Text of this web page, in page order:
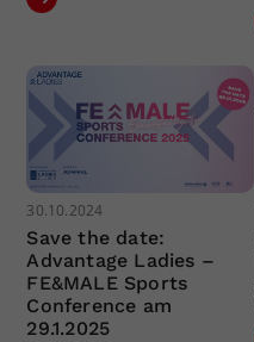
30.10.2024
Save the date:
Advantage Ladies –
FE&MALE Sports
Conference am
29.1.2025